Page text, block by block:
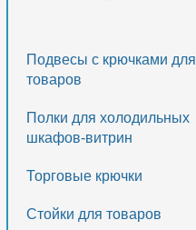
Подвесы с крючками для
товаров
Полки для холодильных
шкафов-витрин
Торговые крючки
Стойки для товаров